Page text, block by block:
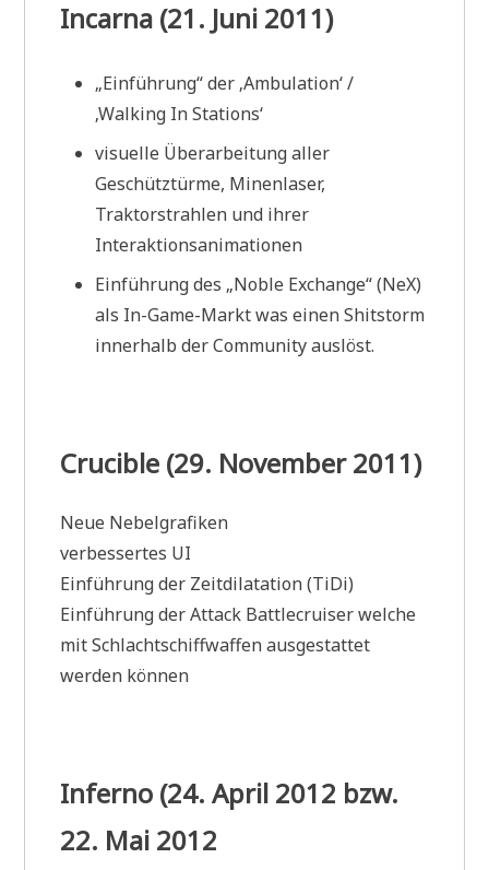
Incarna (21. Juni 2011)
„Einführung“ der ‚Ambulation‘ /
‚Walking In Stations‘
visuelle Überarbeitung aller
Geschütztürme, Minenlaser,
Traktorstrahlen und ihrer
Interaktionsanimationen
Einführung des „Noble Exchange“ (NeX)
als In-Game-Markt was einen Shitstorm
innerhalb der Community auslöst.
Crucible (29. November 2011)
Neue Nebelgrafiken
verbessertes UI
Einführung der Zeitdilatation (TiDi)
Einführung der Attack Battlecruiser welche
mit Schlachtschiffwaffen ausgestattet
werden können
Inferno (24. April 2012 bzw.
22. Mai 2012